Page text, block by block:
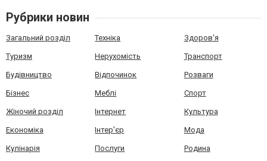
Рубрики новин
Загальний розділ Техніка Здоров'я
Туризм Нерухомість Транспорт
Будівництво Відпочинок Розваги
Бізнес Меблі Спорт
Жіночий розділ Інтернет Культура
Економіка Інтер'єр Мода
Кулінарія Послуги Родина